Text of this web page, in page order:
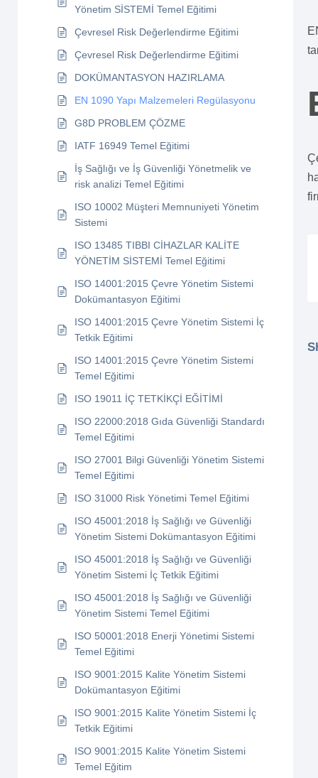
Yönetim SİSTEMİ Temel Eğitimi
Çevresel Risk Değerlendirme Eğitimi
Çevresel Risk Değerlendirme Eğitimi
DOKÜMANTASYON HAZIRLAMA
EN 1090 Yapı Malzemeleri Regülasyonu
G8D PROBLEM ÇÖZME
IATF 16949 Temel Eğitimi
İş Sağlığı ve İş Güvenliği Yönetmelik ve
risk analizi Temel Eğitimi
ISO 10002 Müşteri Memnuniyeti Yönetim
Sistemi
ISO 13485 TIBBI CİHAZLAR KALİTE
YÖNETİM SİSTEMİ Temel Eğitimi
ISO 14001:2015 Çevre Yönetim Sistemi
Dokümantasyon Eğitimi
ISO 14001:2015 Çevre Yönetim Sistemi İç
Tetkik Eğitimi
ISO 14001:2015 Çevre Yönetim Sistemi
Temel Eğitimi
ISO 19011 İÇ TETKİKÇİ EĞİTİMİ
ISO 22000:2018 Gıda Güvenliği Standardı
Temel Eğitimi
ISO 27001 Bilgi Güvenliği Yönetim Sistemi
Temel Eğitimi
ISO 31000 Risk Yönetimi Temel Eğitimi
ISO 45001:2018 İş Sağlığı ve Güvenliği
Yönetim Sistemi Dokümantasyon Eğitimi
ISO 45001:2018 İş Sağlığı ve Güvenliği
Yönetim Sistemi İç Tetkik Eğitimi
ISO 45001:2018 İş Sağlığı ve Güvenliği
Yönetim Sistemi Temel Eğitimi
ISO 50001:2018 Enerji Yönetimi Sistemi
Temel Eğitimi
ISO 9001:2015 Kalite Yönetim Sistemi
Dokümantasyon Eğitimi
ISO 9001:2015 Kalite Yönetim Sistemi İç
Tetkik Eğitimi
ISO 9001:2015 Kalite Yönetim Sistemi
Temel Eğitim